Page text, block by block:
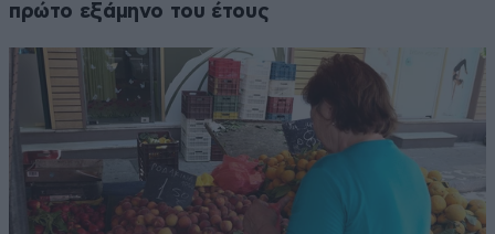
πρώτο εξάμηνο του έτους